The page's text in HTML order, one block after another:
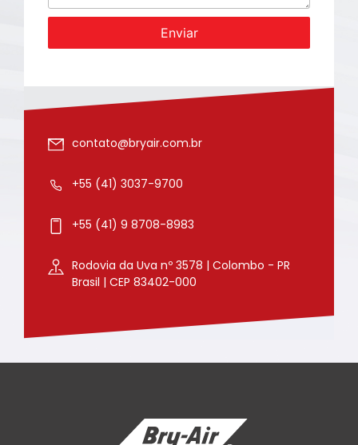
Enviar
contato@bryair.com.br
+55 (41) 3037-9700
+55 (41) 9 8708-8983
Rodovia da Uva nº 3578 | Colombo - PR
Brasil | CEP 83402-000